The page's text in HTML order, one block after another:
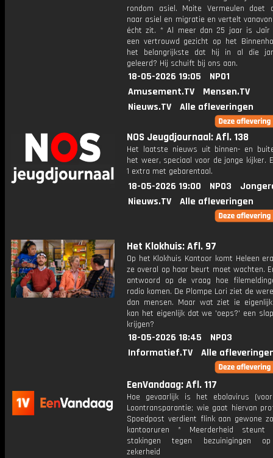
rondom asiel. Maite Vermeulen doet
naar asiel en migratie en vertelt
écht zit. * Al meer dan 25 jaar is Jaïr
een vertrouwd gezicht op het
het belangrijkste dat hij in al die
geleerd? Hij schuift bij ons aan.
18-05-2026 19:05
NPO1
Amusement.TV
Mensen.TV
Nieuws.TV
Alle afleveringen
NOS Jeugdjournaal: Afl. 138
Het laatste nieuws uit binnen- en
het weer, speciaal voor de jonge kijker.
1 extra met gebarentaal.
18-05-2026 19:00 NPO3
Nieuws.TV
Alle afleveringen
Het Klokhuis: Afl. 97
Op het Klokhuis Kantoor komt Heleen
ze overal op haar beurt moet wachten.
antwoord op de vraag hoe
radio komen. De Plompe Lori ziet de
dan mensen. Maar wat ziet ie
kan het eigenlijk dat we 'oeps?' een
krijgen?
18-05-2026 18:45
NPO3
Informatief.TV
Alle
EenVandaag: Afl. 117
Hoe gevaarlijk is het ebolavirus
Loontransparantie; wie gaat hiervan
Spoedpost verdient flink aan gewone
kantooruren * Meerderheid steunt
stakingen tegen bezuinigingen
zekerheid